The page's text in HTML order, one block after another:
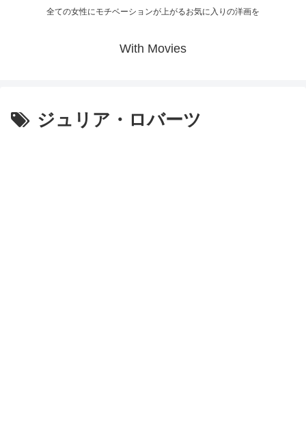
全ての女性にモチベーションが上がるお気に入りの洋画を
With Movies
ジュリア・ロバーツ